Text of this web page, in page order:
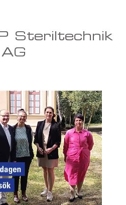
Steriltechnik
AG